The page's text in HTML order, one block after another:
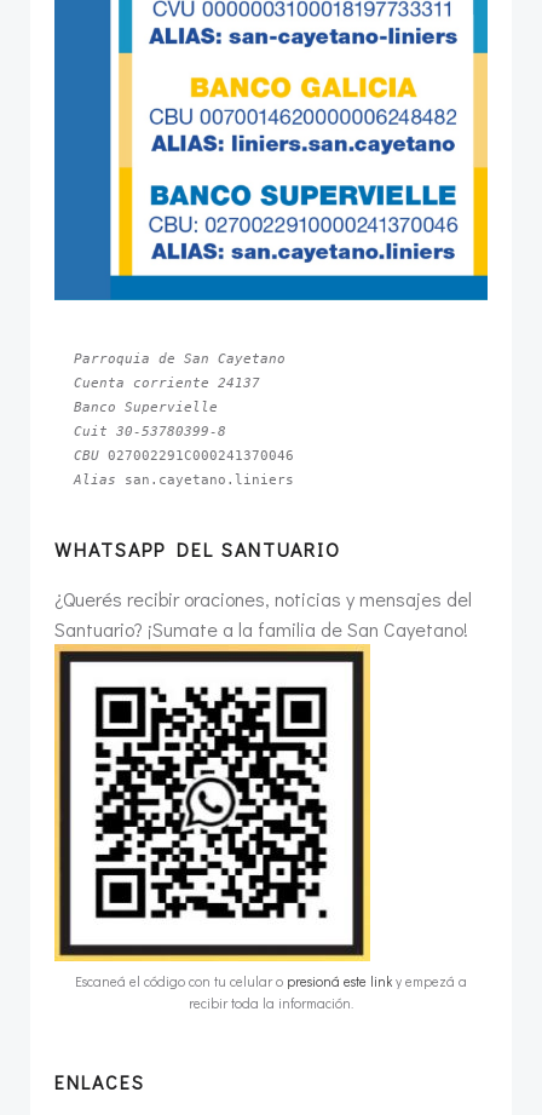
Parroquia de San Cayetano
Cuenta corriente 24137
Banco Supervielle
Cuit 30-53780399-8
CBU
Alias san.cayetano.liniers
WHATSAPP DEL SANTUARIO
¿Querés recibir oraciones, noticias y mensajes del
Santuario? ¡Sumate a la familia de San Cayetano!
Escaneá el código con tu celular o presioná este link y empezá a
recibir toda la información.
ENLACES